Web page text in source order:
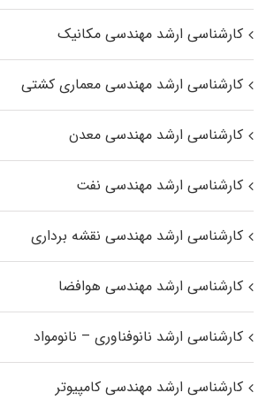
کارشناسی ارشد مهندسی مکانیک
کارشناسی ارشد مهندسی معماری کشتی
کارشناسی ارشد مهندسی معدن
کارشناسی ارشد مهندسی نفت
کارشناسی ارشد مهندسی نقشه برداری
کارشناسی ارشد مهندسی هوافضا
کارشناسی ارشد نانوفناوری – نانومواد
کارشناسی ارشد مهندسی کامپیوتر